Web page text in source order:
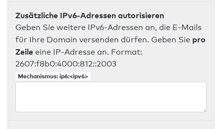
Zusätzliche IPv6-Adressen autorisieren
Geben Sie weitere IPv6-Adressen an, die E-Mails
für Ihre Domain versenden dürfen. Geben Sie pro
Zeile eine IP-Adresse an. Format:
2607:f8b0:4000:812::2003
Mechanismus: ip6:<ipv6>